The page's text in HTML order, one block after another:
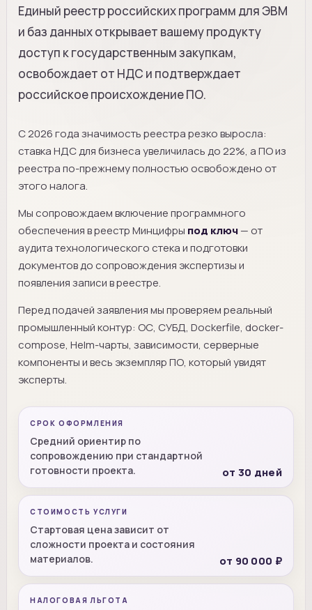
Единый реестр российских программ для ЭВМ
и баз данных открывает вашему продукту
доступ к государственным закупкам,
освобождает от НДС и подтверждает
российское происхождение ПО.
С 2026 года значимость реестра резко выросла:
ставка НДС для бизнеса увеличилась до 22%, а ПО из
реестра по-прежнему полностью освобождено от
этого налога.
Мы сопровождаем включение программного
обеспечения в реестр Минцифры под ключ— от
аудита технологического стека и подготовки
документов до сопровождения экспертизы и
появления записи в реестре.
Перед подачей заявления мы проверяем реальный
промышленный контур: ОС, СУБД, Dockerfile, docker-
compose, Helm-чарты, зависимости, серверные
компоненты и весь экземпляр ПО, который увидят
эксперты.
СРОК ОФОРМЛЕНИЯ
Средний ориентир по
сопровождению при стандартной
готовности проекта.
от 30 дней
СТОИМОСТЬ УСЛУГИ
Стартовая цена зависит от
сложности проекта и состояния
материалов.
от 90 000 ₽
НАЛОГОВАЯ ЛЬГОТА